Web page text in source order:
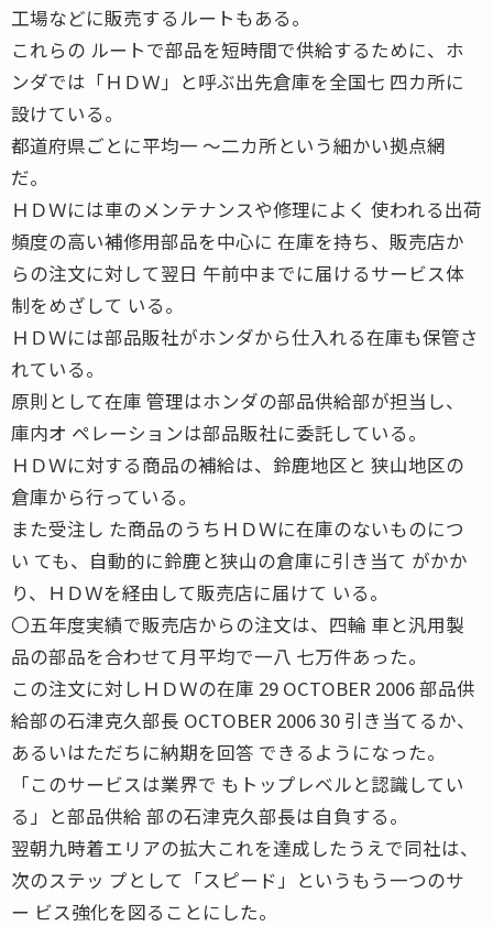
工場などに販売するルートもある。
これらの ルートで部品を短時間で供給するために、ホ
ンダでは「ＨＤＷ」と呼ぶ出先倉庫を全国七 四カ所に
設けている。
都道府県ごとに平均一 〜二カ所という細かい拠点網
だ。
ＨＤＷには車のメンテナンスや修理によく 使われる出荷
頻度の高い補修用部品を中心に 在庫を持ち、販売店か
らの注文に対して翌日 午前中までに届けるサービス体
制をめざして いる。
ＨＤＷには部品販社がホンダから仕入れる在庫も保管さ
れている。
原則として在庫 管理はホンダの部品供給部が担当し、
庫内オ ペレーションは部品販社に委託している。
ＨＤＷに対する商品の補給は、鈴鹿地区と 狭山地区の
倉庫から行っている。
また受注し た商品のうちＨＤＷに在庫のないものにつ
い ても、自動的に鈴鹿と狭山の倉庫に引き当て がかか
り、ＨＤＷを経由して販売店に届けて いる。
〇五年度実績で販売店からの注文は、四輪 車と汎用製
品の部品を合わせて月平均で一八 七万件あった。
この注文に対しＨＤＷの在庫 29 OCTOBER 2006 部品供
給部の石津克久部長 OCTOBER 2006 30 引き当てるか、
あるいはただちに納期を回答 できるようになった。
「このサービスは業界で もトップレベルと認識してい
る」と部品供給 部の石津克久部長は自負する。
翌朝九時着エリアの拡大これを達成したうえで同社は、
次のステッ プとして「スピード」というもう一つのサ
ー ビス強化を図ることにした。